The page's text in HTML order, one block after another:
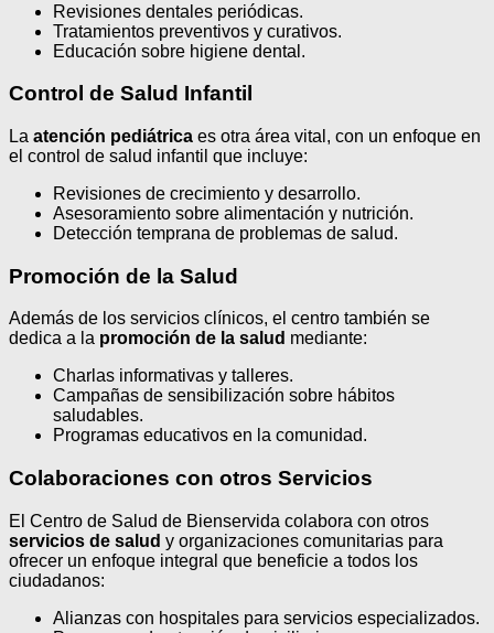
Revisiones dentales periódicas.
Tratamientos preventivos y curativos.
Educación sobre higiene dental.
Control de Salud Infantil
La atención pediátrica es otra área vital, con un enfoque en
el control de salud infantil que incluye:
Revisiones de crecimiento y desarrollo.
Asesoramiento sobre alimentación y nutrición.
Detección temprana de problemas de salud.
Promoción de la Salud
Además de los servicios clínicos, el centro también se
dedica a la promoción de la salud mediante:
Charlas informativas y talleres.
Campañas de sensibilización sobre hábitos
saludables.
Programas educativos en la comunidad.
Colaboraciones con otros Servicios
El Centro de Salud de Bienservida colabora con otros
servicios de salud y organizaciones comunitarias para
ofrecer un enfoque integral que beneficie a todos los
ciudadanos:
Alianzas con hospitales para servicios especializados.